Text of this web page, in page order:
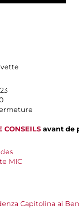
CONSEILS avant de
MIC
Capitolina ai